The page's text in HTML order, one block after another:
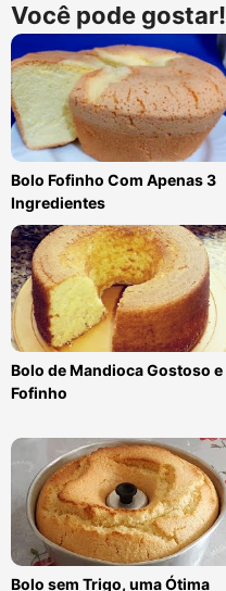
Você pode gostar!
Bolo Fofinho Com Apenas 3
Ingredientes
Bolo de Mandioca Gostoso e
Fofinho
Bolo sem Trigo, uma Ótima